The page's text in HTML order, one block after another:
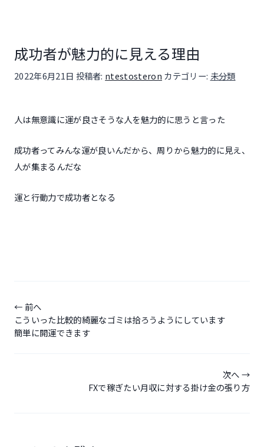
成功者が魅力的に見える理由
投稿日:
2022年6月21日 投稿者: ntestosteron カテゴリー: 未分類
人は無意識に運が良さそうな人を魅力的に思うと言った
成功者ってみんな運が良いんだから、周りから魅力的に見え、
人が集まるんだな
運と行動力で成功者となる
稿
ナ
前へ
こういった比較的綺麗なゴミは拾ろうようにしています
簡単に開運できます
次へ
FXで稼ぎたい月収に対する掛け金の張り方